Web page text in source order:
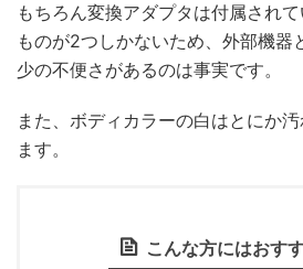
もちろん変換アダプタは付属され
ものが2つしかないため、外部機器
少の不便さがあるのは事実です。
また、ボディカラーの白はとにか
ます。
こんな方にはおす